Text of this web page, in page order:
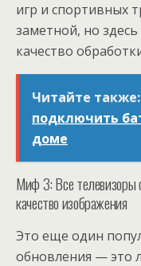
игр и спортивных
заметной, но
качество
Читайте также:
подключить
доме
Миф 3: Все телевизоры
качество изображения
Это еще один
обновления — это